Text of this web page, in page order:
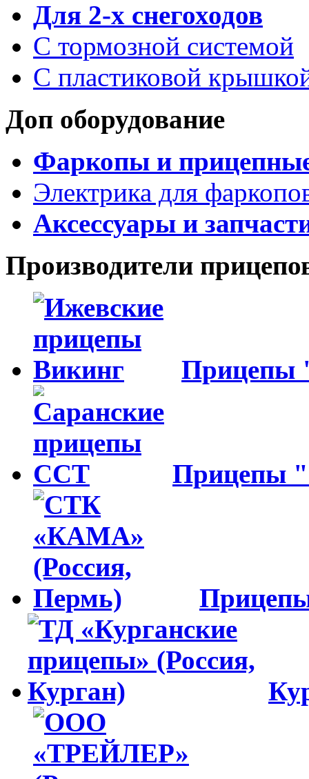
Для 2-х снегоходов
С тормозной системой
С пластиковой
Доп оборудование
Фаркопы и
Электрика для
Аксессуары и
Производители
Прицепы